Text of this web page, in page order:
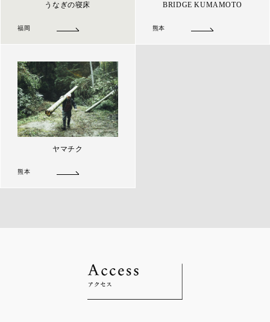
うなぎの寝床
福岡
BRIDGE KUMAMOTO
熊本
ヤマチク
熊本